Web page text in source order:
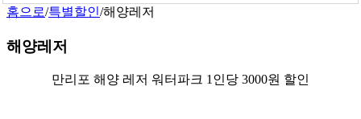
홈으로/특별할인/해양레저
해양레저
만리포 해양 레저 워터파크 1인당 3000원 할인